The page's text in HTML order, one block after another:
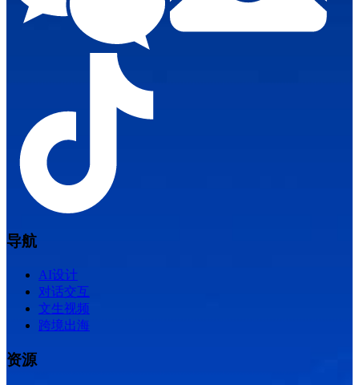
导航
AI设计
对话交互
文生视频
跨境出海
资源